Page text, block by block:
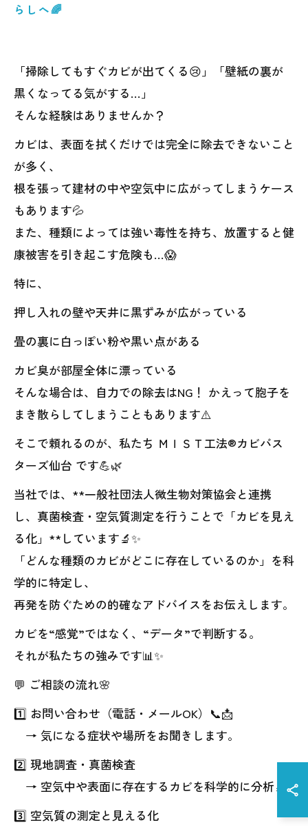
らしへ🌈
「掃除してもすぐカビが出てくる😢」「壁紙の裏が
黒くなってる気がする…」
そんな経験はありませんか？
カビは、表面を拭くだけでは完全に除去できないこと
が多く、
根を張って建材の中や空気中に広がってしまうケース
もあります💦
また、種類によっては強い毒性を持ち、放置すると健
康被害を引き起こす危険も…😱
特に、
押し入れの壁や天井に黒ずみが広がっている
畳の裏に白っぽい粉や黒い点がある
カビ臭が部屋全体に漂っている
そんな場合は、自力での除去はNG！ かえって胞子を
まき散らしてしまうこともあります⚠️
そこで頼れるのが、私たち ＭＩＳＴ工法®カビバス
ターズ仙台 です💪🌿
当社では、**一般社団法人微生物対策協会と連携
し、真菌検査・空気質測定を行うことで「カビを見え
る化」**しています🔬✨
「どんな種類のカビがどこに存在しているのか」を科
学的に特定し、
再発を防ぐための的確なアドバイスをお伝えします。
カビを“感覚”ではなく、“データ”で判断する。
それが私たちの強みです📊✨
💬 ご相談の流れ🌸
1️⃣ お問い合わせ（電話・メールOK）📞📩
→ 気になる症状や場所をお聞きします。
2️⃣ 現地調査・真菌検査
→ 空気中や表面に存在するカビを科学的に分析🔬
3️⃣ 空気質の測定と見える化